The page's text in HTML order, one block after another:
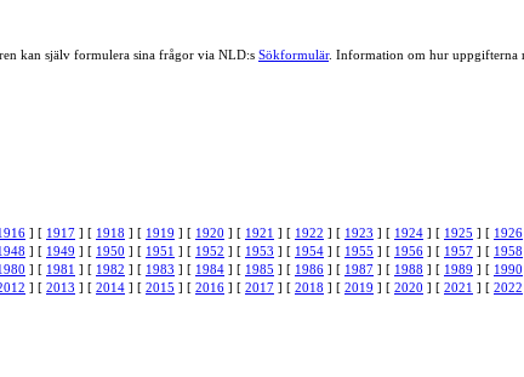
kan själv formulera sina frågor via NLD:s Sökformulär. Information om hur uppgifterna
] [ 1917 ] [ 1918 ] [ 1919 ] [ 1920 ] [ 1921 ] [ 1922 ] [ 1923 ] [ 1924 ] [ 1925 ] [ 1926
] [ 1949 ] [ 1950 ] [ 1951 ] [ 1952 ] [ 1953 ] [ 1954 ] [ 1955 ] [ 1956 ] [ 1957 ] [ 1958
] [ 1981 ] [ 1982 ] [ 1983 ] [ 1984 ] [ 1985 ] [ 1986 ] [ 1987 ] [ 1988 ] [ 1989 ] [ 1990
] [ 2013 ] [ 2014 ] [ 2015 ] [ 2016 ] [ 2017 ] [ 2018 ] [ 2019 ] [ 2020 ] [ 2021 ] [ 2022